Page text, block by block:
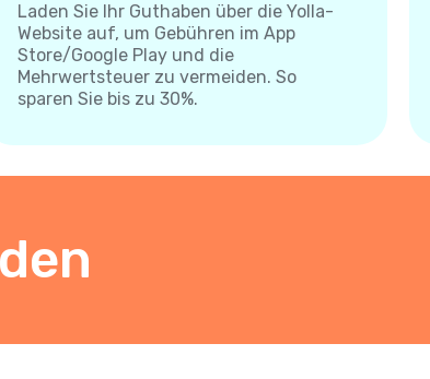
Laden Sie Ihr Guthaben über die Yolla-
Website auf, um Gebühren im App
Store/Google Play und die
Mehrwertsteuer zu vermeiden. So
sparen Sie bis zu 30%.